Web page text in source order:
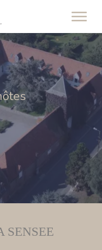
SENSEE